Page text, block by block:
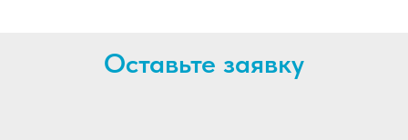
Оставьте заявку